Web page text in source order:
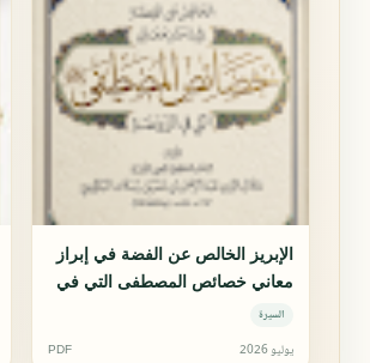
الإبريز الخالص عن الفضة في إبراز
معاني خصائص المصطفى التي في
الروضة
السيرة
يوليو 2026 PDF